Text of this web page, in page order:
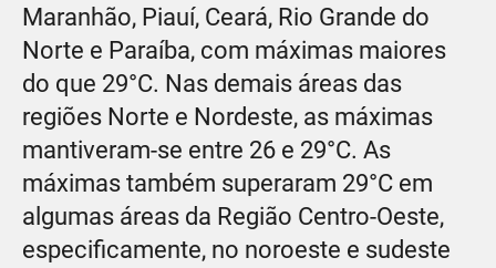
Maranhão, Piauí, Ceará, Rio Grande do
Norte e Paraíba, com máximas maiores
do que 29°C. Nas demais áreas das
regiões Norte e Nordeste, as máximas
mantiveram-se entre 26 e 29°C. As
máximas também superaram 29°C em
algumas áreas da Região Centro-Oeste,
especificamente, no noroeste e sudeste